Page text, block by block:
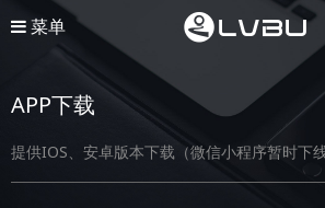
菜单
APP下载
提供IOS、安卓版本下载（微信小程序暂时下线